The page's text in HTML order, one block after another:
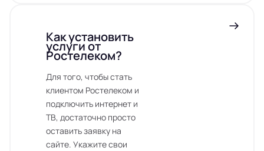
Как установить
услуги от
Ростелеком?
Для того, чтобы стать
клиентом Ростелеком и
подключить интернет и
ТВ, достаточно просто
оставить заявку на
сайте. Укажите свои